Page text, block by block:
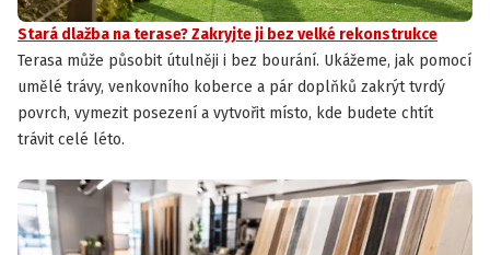
Stará dlažba na terase? Zakryjte ji bez velké rekonstrukce
Terasa může působit útulněji i bez bourání. Ukážeme, jak pomocí
umělé trávy, venkovního koberce a pár doplňků zakrýt tvrdý
povrch, vymezit posezení a vytvořit místo, kde budete chtít
trávit celé léto.